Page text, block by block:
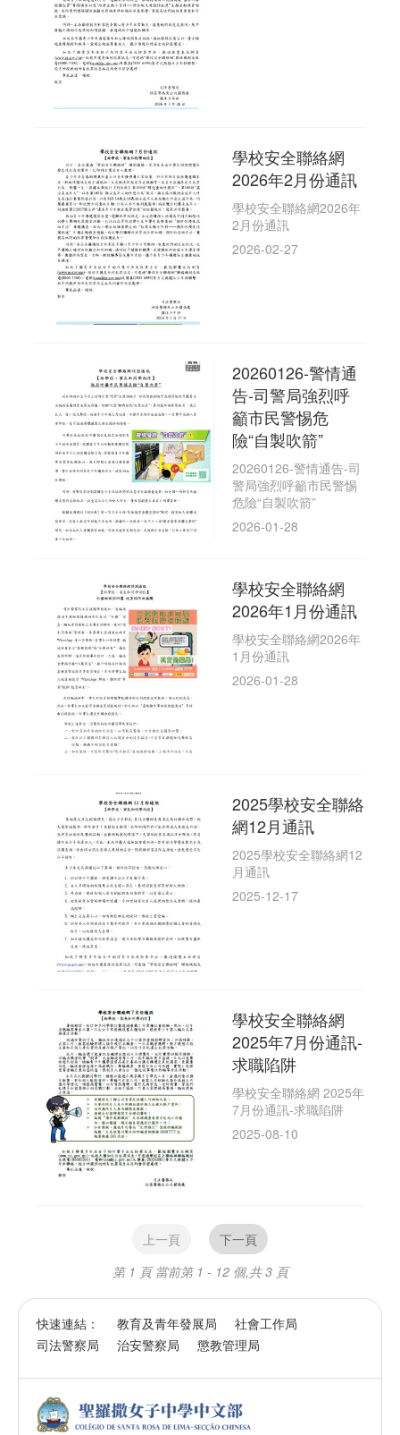
學校安全聯絡網
2026年2月份通訊
學校安全聯絡網2026年
2月份通訊
2026-02-27
20260126-警情通
告-司警局強烈呼
籲市民警惕危
險“自製吹箭”
20260126-警情通告-司
警局強烈呼籲市民警惕
危險“自製吹箭”
2026-01-28
學校安全聯絡網
2026年1月份通訊
學校安全聯絡網2026年
1月份通訊
2026-01-28
2025學校安全聯絡
網12月通訊
2025學校安全聯絡網12
月通訊
2025-12-17
學校安全聯絡網
2025年7月份通訊-
求職陷阱
學校安全聯絡網 2025年
7月份通訊-求職陷阱
2025-08-10
上一頁
下一頁
第 1 頁 當前第 1 - 12 個,共 3 頁
快速連結： 教育及青年發展局
社會工作局
司法警察局
治安警察局 懲教管理局